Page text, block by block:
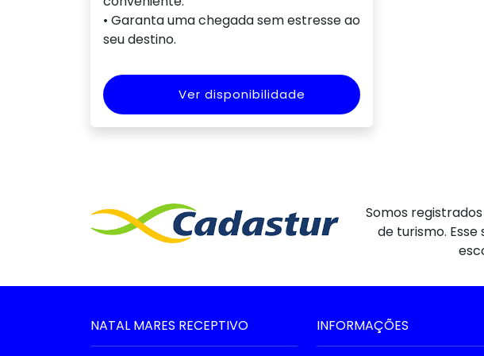
• Garanta uma chegada sem estresse ao
seu destino.
Ver disponibilidade
Somos
de turismo.
NATAL MARES RECEPTIVO INFORMAÇÕES